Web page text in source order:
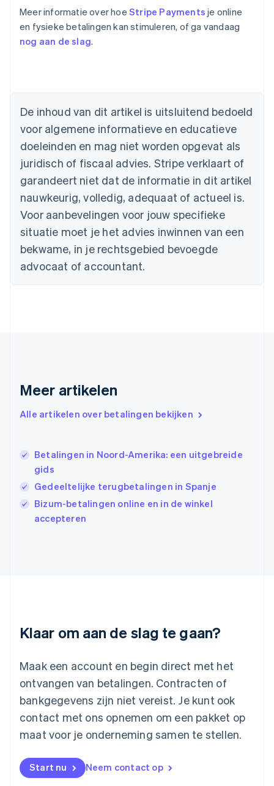
Meer informatie over hoe Stripe Payments je online
en fysieke betalingen kan stimuleren, of ga vandaag
nog aan de slag.
De inhoud van dit artikel is uitsluitend bedoeld
voor algemene informatieve en educatieve
doeleinden en mag niet worden opgevat als
juridisch of fiscaal advies. Stripe verklaart of
garandeert niet dat de informatie in dit artikel
nauwkeurig, volledig, adequaat of actueel is.
Voor aanbevelingen voor jouw specifieke
situatie moet je het advies inwinnen van een
bekwame, in je rechtsgebied bevoegde
advocaat of accountant.
Meer artikelen
Alle artikelen over betalingen bekijken
Betalingen in Noord-Amerika: een uitgebreide
gids
Gedeeltelijke terugbetalingen in Spanje
Bizum-betalingen online en in de winkel
accepteren
Klaar om aan de slag te gaan?
Maak een account en begin direct met het
ontvangen van betalingen. Contracten of
bankgegevens zijn niet vereist. Je kunt ook
contact met ons opnemen om een pakket op
maat voor je onderneming samen te stellen.
Start nu Neem contact op
Português English
Bulgarije
English
Canada
EnglishFrançais
English
Denemarken
Duitsland
DeutschEnglish
Estland
Finland
EnglishSvenska
English
Hongkong SAR, China
English简体中文
English
Italië
ItalianoEnglish
日本語 English
Kroatië
FrançaisDeutschEnglish
English
Malta
English
Mexico
Nederland
NederlandsEnglish
English
Noorwegen